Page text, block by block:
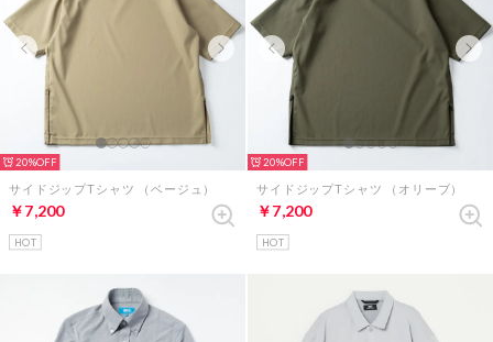
20%
サイドジップTシャツ （ベージュ）
￥7,200
HOT
20%
サイドジップTシャツ （オリーブ）
￥7,200
HOT